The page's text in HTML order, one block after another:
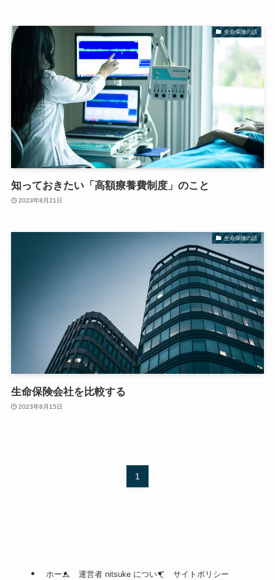
生命保険の話
知っておきたい「高額療養費制度」のこと
2023年8月21日
生命保険の話
生命保険会社を比較する
2023年8月15日
1
ホーム 運営者 nitsuke について サイトポリシー